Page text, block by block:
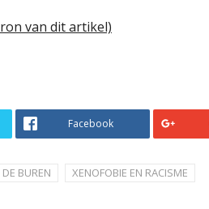
van dit artikel)
Facebook
DE BUREN XENOFOBIE EN RACISME